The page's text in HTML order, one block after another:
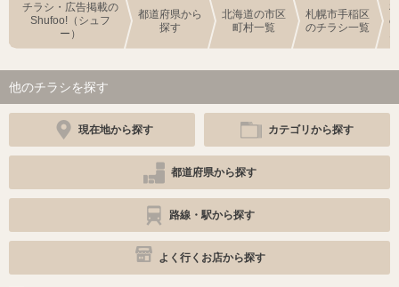
チラシ・広告掲載の
Shufoo!（シュフ
ー）
都道府県から
探す
北海道の市区
町村一覧
札幌市手稲区
のチラシ一覧
他のチラシを探す
現在地から探す カテゴリから探す
都道府県から探す
路線・駅から探す
よく行くお店から探す